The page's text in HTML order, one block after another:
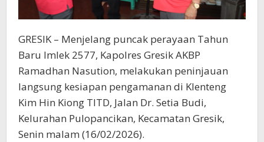
GRESIK – Menjelang puncak perayaan Tahun
Baru Imlek 2577, Kapolres Gresik AKBP
Ramadhan Nasution, melakukan peninjauan
langsung kesiapan pengamanan di Klenteng
Kim Hin Kiong TITD, Jalan Dr. Setia Budi,
Kelurahan Pulopancikan, Kecamatan Gresik,
Senin malam (16/02/2026).